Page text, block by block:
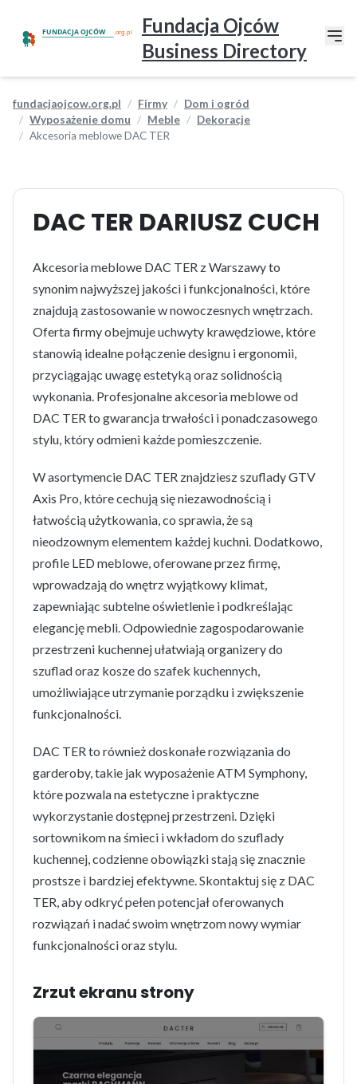
Fundacja Ojców
Business Directory
fundacjaojcow.org.pl Firmy
Dom i ogród
Wyposażenie domu
Meble
Dekoracje
Akcesoria meblowe DAC TER
DAC TER DARIUSZ CUCH
Akcesoria meblowe DAC TER z Warszawy to
synonim najwyższej jakości i funkcjonalności, które
znajdują zastosowanie w nowoczesnych wnętrzach.
Oferta firmy obejmuje uchwyty krawędziowe, które
stanowią idealne połączenie designu i ergonomii,
przyciągając uwagę estetyką oraz solidnością
wykonania. Profesjonalne akcesoria meblowe od
DAC TER to gwarancja trwałości i ponadczasowego
stylu, który odmieni każde pomieszczenie.
W asortymencie DAC TER znajdziesz szuflady GTV
Axis Pro, które cechują się niezawodnością i
łatwością użytkowania, co sprawia, że są
nieodzownym elementem każdej kuchni. Dodatkowo,
profile LED meblowe, oferowane przez firmę,
wprowadzają do wnętrz wyjątkowy klimat,
zapewniając subtelne oświetlenie i podkreślając
elegancję mebli. Odpowiednie zagospodarowanie
przestrzeni kuchennej ułatwiają organizery do
szuflad oraz kosze do szafek kuchennych,
umożliwiające utrzymanie porządku i zwiększenie
funkcjonalności.
DAC TER to również doskonałe rozwiązania do
garderoby, takie jak wyposażenie ATM Symphony,
które pozwala na estetyczne i praktyczne
wykorzystanie dostępnej przestrzeni. Dzięki
sortownikom na śmieci i wkładom do szuflady
kuchennej, codzienne obowiązki stają się znacznie
prostsze i bardziej efektywne. Skontaktuj się z DAC
TER, aby odkryć pełen potencjał oferowanych
rozwiązań i nadać swoim wnętrzom nowy wymiar
funkcjonalności oraz stylu.
Zrzut ekranu strony